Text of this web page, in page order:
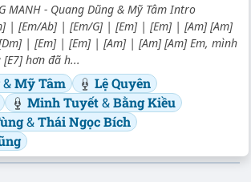
MANH - Quang Dũng & Mỹ Tâm Intro
| [Em/Ab] | [Em/G] | [Em] | [Em] | [Am] [Am]
| [Em] | [Em] | [Am] | [Am] [Am] Em, mình
hơn đã h...
&Mỹ Tâm
Lệ Quyên
Minh Tuyết&Bằng Kiều
&Thái Ngọc Bích